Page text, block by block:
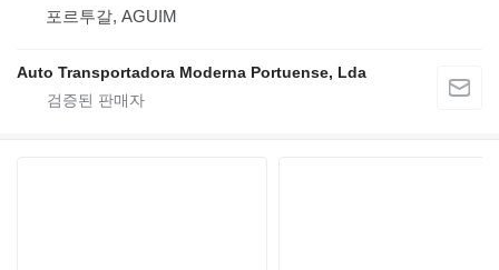
포르투갈, AGUIM
Auto Transportadora Moderna Portuense, Lda